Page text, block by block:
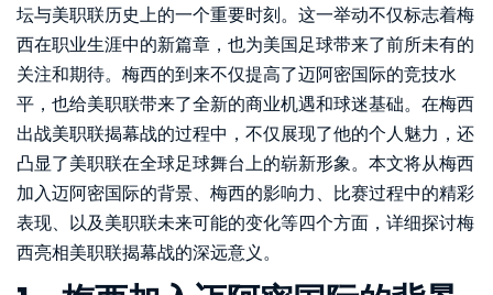
坛与美职联历史上的一个重要时刻。这一举动不仅标志着梅
西在职业生涯中的新篇章，也为美国足球带来了前所未有的
关注和期待。梅西的到来不仅提高了迈阿密国际的竞技水
平，也给美职联带来了全新的商业机遇和球迷基础。在梅西
出战美职联揭幕战的过程中，不仅展现了他的个人魅力，还
凸显了美职联在全球足球舞台上的崭新形象。本文将从梅西
加入迈阿密国际的背景、梅西的影响力、比赛过程中的精彩
表现、以及美职联未来可能的变化等四个方面，详细探讨梅
西亮相美职联揭幕战的深远意义。